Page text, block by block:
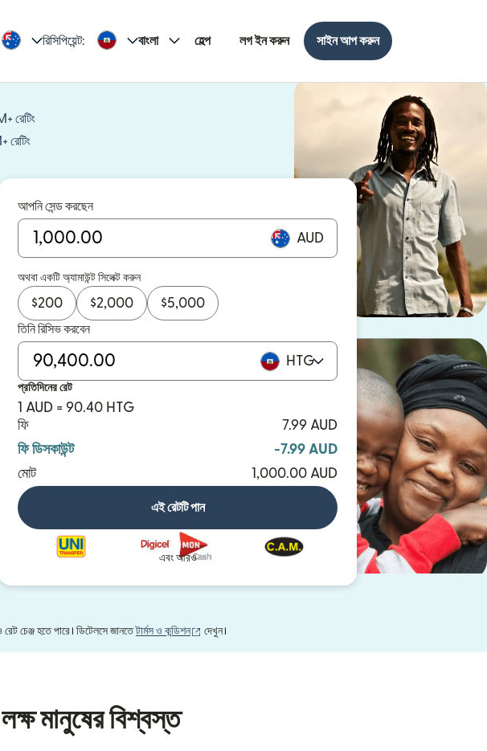
রিসিপিয়েন্ট: বাংলা হেল্প লগ ইন করুন সাইন আপ করুন
রেটিং
রেটিং
আপনি সেন্ড করছেন
AUD
অথবা একটি অ্যামাউন্ট সিলেক্ট করুন
$200 $2,000 $5,000
তিনি রিসিভ করবেন
HTG
প্রতিদিনের রেট
1 AUD = 90.40 HTG
ফি
7.99 AUD
ফি ডিসকাউন্ট
-7.99 AUD
মোট
1,000.00 AUD
এই রেটটি পান
এবং আরও
চেঞ্জ হতে পারে। ডিটেলসে জানতেটার্মস ও কন্ডিশন (নতুন উইন্ডোতে খুলবে)
দেখুন।
মানুষের বিশ্বস্ত